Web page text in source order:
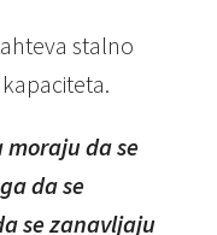
stalno
moraju da se
da se
se zanavljaju